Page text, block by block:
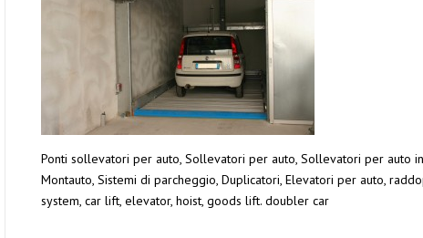
Ponti sollevatori per auto, Sollevatori per auto, Sollevatori per auto
Montauto, Sistemi di parcheggio, Duplicatori, Elevatori per auto,
system, car lift, elevator, hoist, goods lift. doubler car